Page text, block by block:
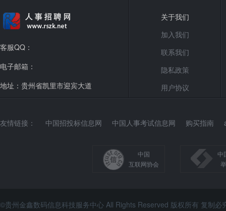
客服QQ：
电子邮箱：
地址：贵州省凯里市迎宾大道
关于我们
加入我们
联系我们
隐私政策
用户协议
友情链接： 中国招投标信息网 中国人事考试信息网 购买指南
中国
互联网协会
中
©贵州金鑫数码信息科技服务中心 All Rights Reserved 版权所有 复制必